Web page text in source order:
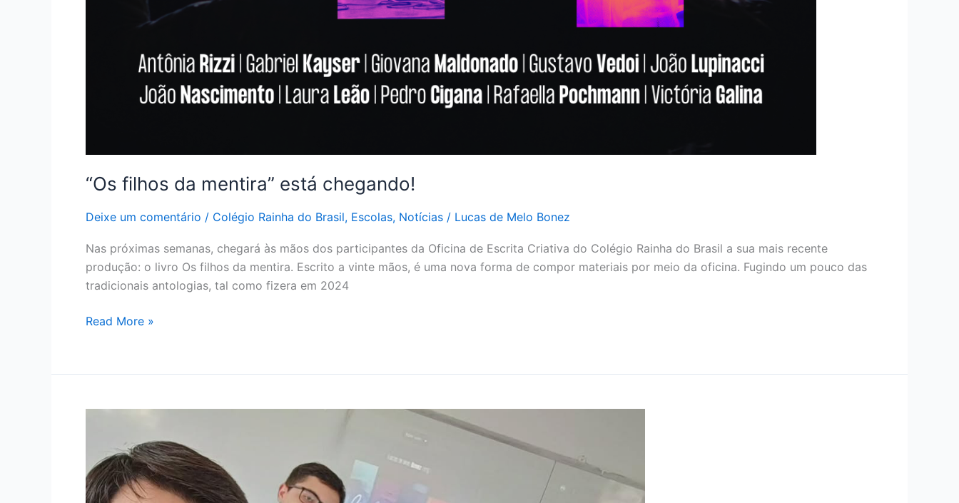
“Os filhos da mentira” está chegando!
Deixe um comentário / Colégio Rainha do Brasil, Escolas, Notícias / Lucas de Melo Bonez
Nas próximas semanas, chegará às mãos dos participantes da Oficina de Escrita Criativa do Colégio Rainha do Brasil a sua mais recente
produção: o livro Os filhos da mentira. Escrito a vinte mãos, é uma nova forma de compor materiais por meio da oficina. Fugindo um pouco das
tradicionais antologias, tal como fizera em 2024
Read More »
literários
de
2024